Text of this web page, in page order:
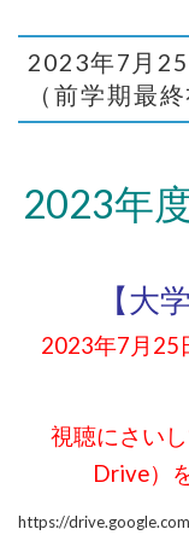
2023年7月
（前学期最終
2023年
【大
2023年7月25
視聴にさい
Drive）
https://